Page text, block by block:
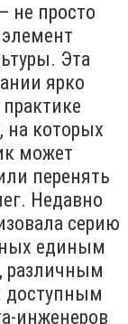
не просто
Эта
ярко
на которых
может
перенять
Недавно
серию
единым
различным
доступным
инженеров